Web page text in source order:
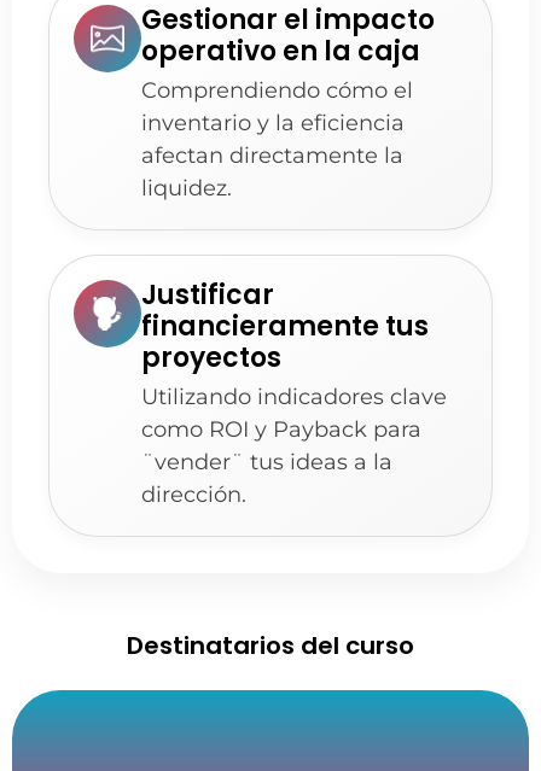
Gestionar el impacto
operativo en la caja
Comprendiendo cómo el
inventario y la eficiencia
afectan directamente la
liquidez.
Justificar
financieramente tus
proyectos
Utilizando indicadores clave
como ROI y Payback para
¨vender¨ tus ideas a la
dirección.
Destinatarios del curso